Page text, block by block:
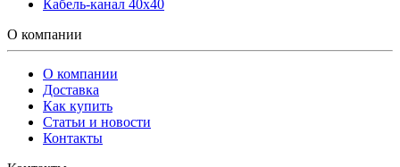
Кабель-канал 40х40
О компании
О компании
Доставка
Как купить
Статьи и новости
Контакты